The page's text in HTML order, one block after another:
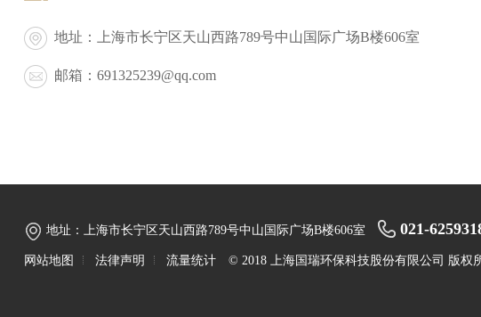
地址： 上海市长宁区天山西路789号中山国际广场B楼606室
邮箱： 691325239@qq.com
地址：上海市长宁区天山西路789号中山国际广场B楼606室 021-
网站地图 法律声明 流量统计 © 2018 上海国瑞环保科技股份有限公司 版权